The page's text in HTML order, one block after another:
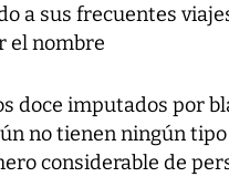
a sus frecuentes
el nombre
doce imputados por
no tienen ningún
considerable de